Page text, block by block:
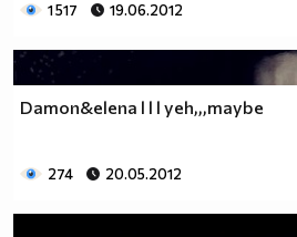
1 517 19.06.2012
Damon&elena l l l yeh,,,maybe
274 20.05.2012